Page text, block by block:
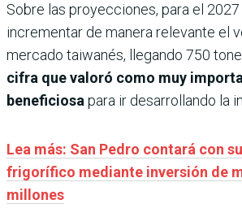
Sobre las proyecciones, para el
incrementar de manera relevante el
mercado taiwanés, llegando 750
cifra que valoró como muy
beneficiosapara ir desarrollando la
Lea más: San Pedro contará con
frigorífico mediante inversión de
millones